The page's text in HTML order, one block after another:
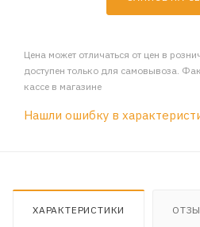
Цена может отличаться от цен в
доступен только для самовывоза.
кассе в магазине
Нашли ошибку в
ХАРАКТЕРИСТИКИ